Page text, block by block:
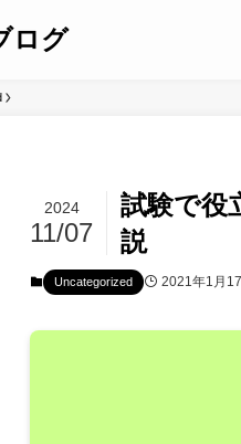
ログ
試験で役
説
2024
11/07
Uncategorized 2021年1月